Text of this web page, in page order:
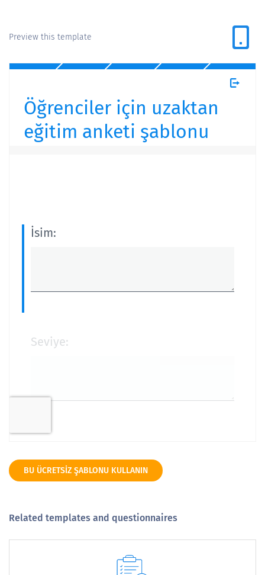
Preview this template
BU ÜCRETSIZ ŞABLONU KULLANIN
Related templates and questionnaires